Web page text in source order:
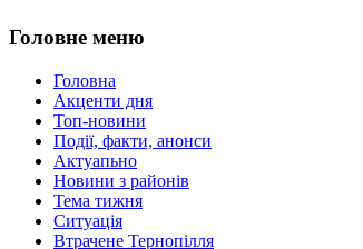
Головне меню
Головна
Акценти дня
Топ-новини
Події, факти, анонси
Актуапьно
Новини з районів
Тема тижня
Ситуація
Втрачене Тернопілля